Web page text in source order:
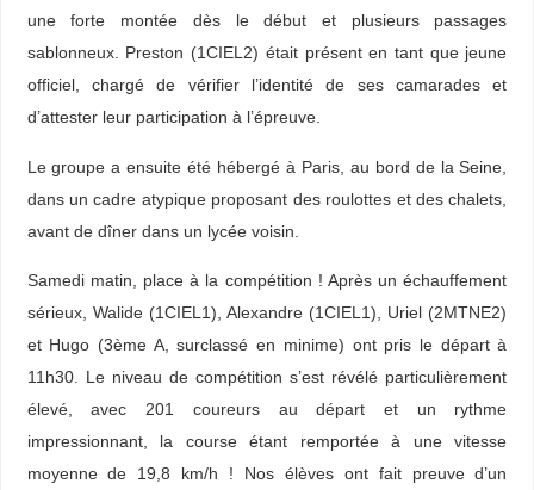
une forte montée dès le début et plusieurs passages
sablonneux. Preston (1CIEL2) était présent en tant que jeune
officiel, chargé de vérifier l’identité de ses camarades et
d’attester leur participation à l’épreuve.
Le groupe a ensuite été hébergé à Paris, au bord de la Seine,
dans un cadre atypique proposant des roulottes et des chalets,
avant de dîner dans un lycée voisin.
Samedi matin, place à la compétition ! Après un échauffement
sérieux, Walide (1CIEL1), Alexandre (1CIEL1), Uriel (2MTNE2)
et Hugo (3ème A, surclassé en minime) ont pris le départ à
11h30. Le niveau de compétition s’est révélé particulièrement
élevé, avec 201 coureurs au départ et un rythme
impressionnant, la course étant remportée à une vitesse
moyenne de 19,8 km/h ! Nos élèves ont fait preuve d’un